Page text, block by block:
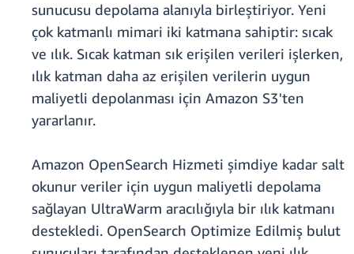
sunucusu depolama alanıyla birleştiriyor. Yeni
çok katmanlı mimari iki katmana sahiptir: sıcak
ve ılık. Sıcak katman sık erişilen verileri işlerken,
ılık katman daha az erişilen verilerin uygun
maliyetli depolanması için Amazon S3'ten
yararlanır.
Amazon OpenSearch Hizmeti şimdiye kadar salt
okunur veriler için uygun maliyetli depolama
sağlayan UltraWarm aracılığıyla bir ılık katmanı
destekledi. OpenSearch Optimize Edilmiş bulut